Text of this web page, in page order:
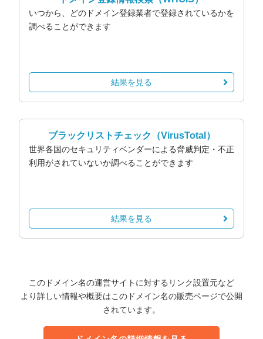
いつから、どのドメイン登録業者で登録されているかを
調べることができます
結果を見る
ブラックリストチェック （VirusTotal）
世界各国のセキュリティベンダーによる脅威判定・不正
利用がされていないか調べることができます
結果を見る
このドメイン名の運営サイトに対するリンク設置元など
より詳しい情報や概要はこのドメイン名の販売ページで公開
されています。